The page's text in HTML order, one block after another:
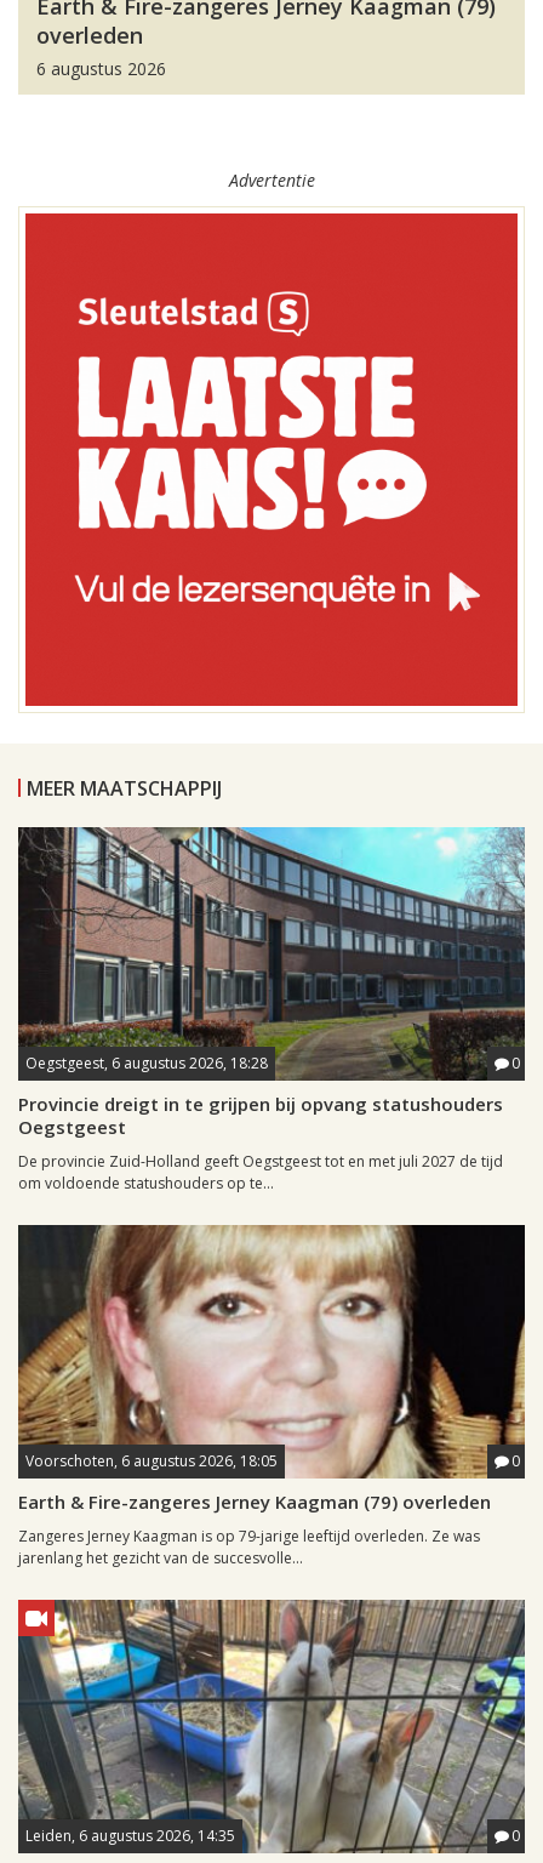
Earth & Fire-zangeres Jerney Kaagman (79)
overleden
6 augustus 2026
Advertentie
MEER MAATSCHAPPIJ
Oegstgeest, 6 augustus 2026, 18:28 0
Provincie dreigt in te grijpen bij opvang statushouders
Oegstgeest
De provincie Zuid-Holland geeft Oegstgeest tot en met juli 2027 de tijd
om voldoende statushouders op te...
Voorschoten, 6 augustus 2026, 18:05 0
Earth & Fire-zangeres Jerney Kaagman (79) overleden
Zangeres Jerney Kaagman is op 79-jarige leeftijd overleden. Ze was
jarenlang het gezicht van de succesvolle...
Leiden, 6 augustus 2026, 14:35 0